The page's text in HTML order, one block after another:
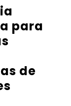
para
de